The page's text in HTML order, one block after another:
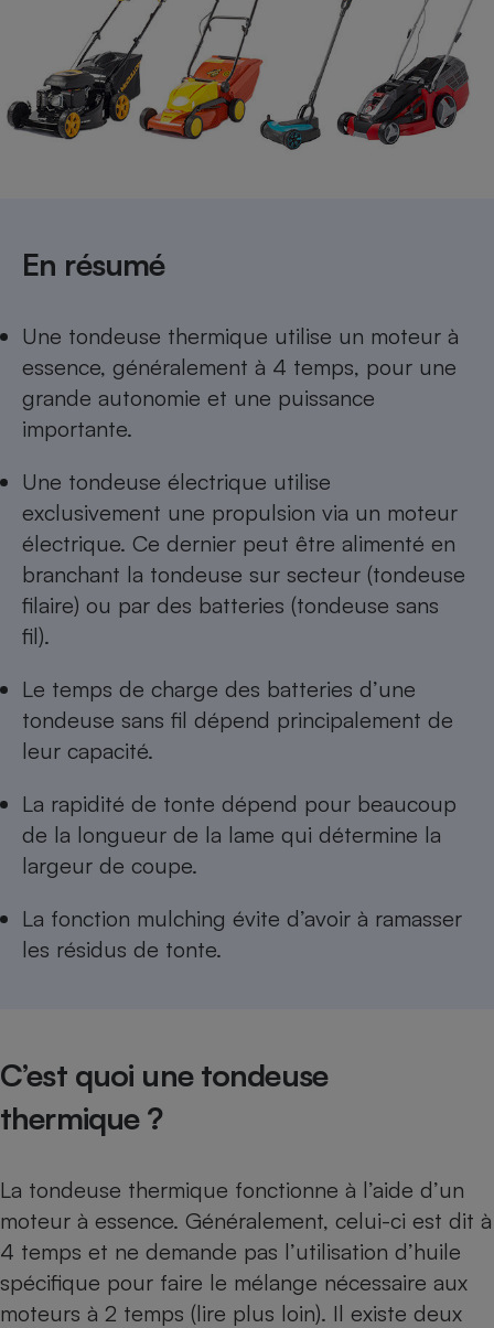
En résumé
Une tondeuse thermique utilise un moteur à
essence, généralement à 4 temps, pour une
grande autonomie et une puissance
importante.
Une tondeuse électrique utilise
exclusivement une propulsion via un moteur
électrique. Ce dernier peut être alimenté en
branchant la tondeuse sur secteur (tondeuse
filaire) ou par des batteries (tondeuse sans
fil).
Le temps de charge des batteries d’une
tondeuse sans fil dépend principalement de
leur capacité.
La rapidité de tonte dépend pour beaucoup
de la longueur de la lame qui détermine la
largeur de coupe.
La fonction mulching évite d’avoir à ramasser
les résidus de tonte.
C’est quoi une tondeuse
thermique ?
La tondeuse thermique fonctionne à l’aide d’un
moteur à essence. Généralement, celui-ci est dit à
4 temps et ne demande pas l’utilisation d’huile
spécifique pour faire le mélange nécessaire aux
moteurs à 2 temps (lire plus loin). Il existe deux
Climatiseur -
Ventilateur
Robot ménager